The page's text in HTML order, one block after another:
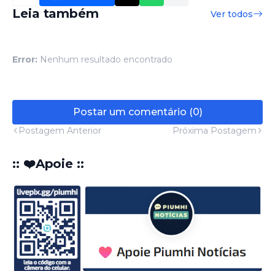
Leia também Ver todos
Error: Nenhum resultado encontrado
Postar um comentário (0)
Postagem Anterior Próxima Postagem
:: ❤️Apoie ::